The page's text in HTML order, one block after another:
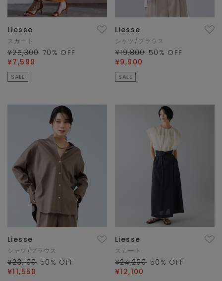
Liesse
スカート
¥25,300 70 % OFF
¥7,590
SALE
Liesse
シャツ/ブラウス
¥19,800 50 % OFF
¥9,900
SALE
Liesse
シャツ/ブラウス
¥23,100 50 % OFF
¥11,550
Liesse
スカート
¥24,200 50 % OFF
¥12,100